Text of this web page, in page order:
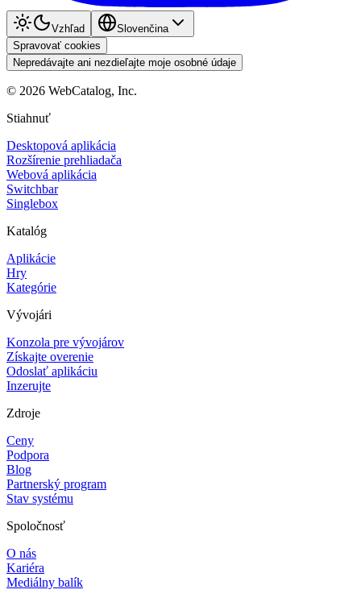
Vzhľad
Slovenčina
Spravovať cookies
Nepredávajte ani nezdieľajte moje osobné údaje
© 2026 WebCatalog, Inc.
Stiahnuť
Desktopová aplikácia
Rozšírenie prehliadača
Webová aplikácia
Switchbar
Singlebox
Katalóg
Aplikácie
Hry
Kategórie
Vývojári
Konzola pre vývojárov
Získajte overenie
Odoslať aplikáciu
Inzerujte
Zdroje
Ceny
Podpora
Blog
Partnerský program
Stav systému
Spoločnosť
O nás
Kariéra
Mediálny balík